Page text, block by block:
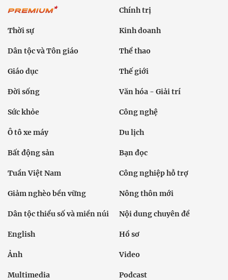
Chính trị
Thời sự Kinh doanh
Dân tộc và Tôn giáo Thể thao
Giáo dục Thế giới
Đời sống Văn hóa - Giải trí
Sức khỏe Công nghệ
Ô tô xe máy Du lịch
Bất động sản Bạn đọc
Tuần Việt Nam Công nghiệp hỗ trợ
Giảm nghèo bền vững Nông thôn mới
Dân tộc thiểu số và miền núi Nội dung chuyên đề
English Hồ sơ
Ảnh Video
Multimedia Podcast